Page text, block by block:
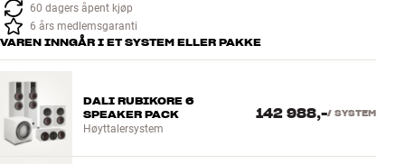
60 dagers åpent kjøp
6 års medlemsgaranti
VAREN INNGÅR I ET SYSTEM ELLER PAKKE
DALI RUBIKORE 6
SPEAKER PACK
Høyttalersystem
142 988,-/ SYSTEM